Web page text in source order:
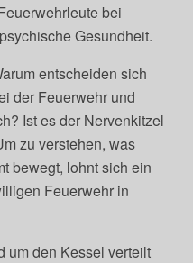
bei
Gesundheit.
entscheiden sich
der Feuerwehr und
Ist es der Nervenkitzel
zu verstehen, was
bewegt, lohnt sich ein
Feuerwehr in
um den Kessel verteilt